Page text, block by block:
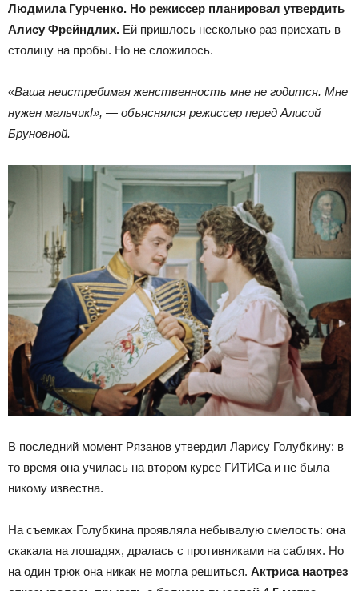
Людмила Гурченко. Но режиссер планировал утвердить
Алису Фрейндлих. Ей пришлось несколько раз приехать в
столицу на пробы. Но не сложилось.
«Ваша неистребимая женственность мне не годится. Мне
нужен мальчик!», — объяснялся режиссер перед Алисой
Бруновной.
В последний момент Рязанов утвердил Ларису Голубкину: в
то время она училась на втором курсе ГИТИСа и не была
никому известна.
На съемках Голубкина проявляла небывалую смелость: она
скакала на лошадях, дралась с противниками на саблях. Но
на один трюк она никак не могла решиться. Актриса наотрез